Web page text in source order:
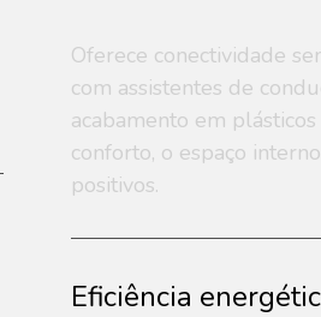
Oferece conectividade
com assistentes de
acabamento em
conforto, o espaço
positivos.
Eficiência